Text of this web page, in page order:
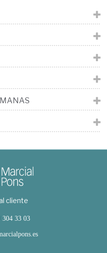
cliente
304 33 03